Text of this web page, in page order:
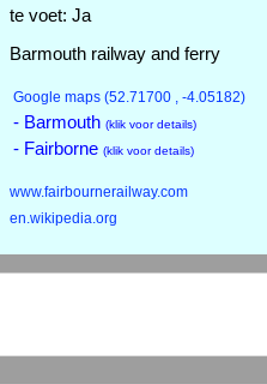
te voet: Ja
Barmouth railway and ferry
Google maps (52.71700 , -4.05182)
- Barmouth (klik voor details)
- Fairborne (klik voor details)
www.fairbournerailway.com
en.wikipedia.org